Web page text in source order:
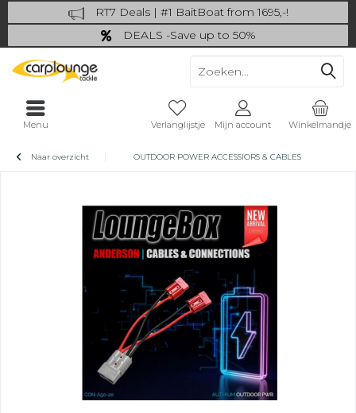
RT7 Deals | #1 BaitBoat from 1695,-!
Catch more: upgrade your fishing now!
DEALS -Save up to 50%
last Chance: ... if gone then gone
Winkelmandje
Verlanglijstje Mijn account
Menu
Naar overzicht OUTDOOR POWER ACCESSIORS & CABLES